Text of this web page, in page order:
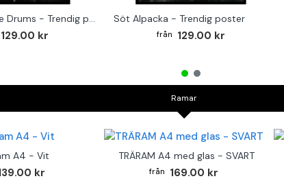
Monkey on the Drums - Trendig poster
129.00 kr
Söt Alpacka - Trendig poster
129.00 kr
Ramar
A4 - Vit
kr
TRÄRAM A4 med glas - SVART
169.00 kr